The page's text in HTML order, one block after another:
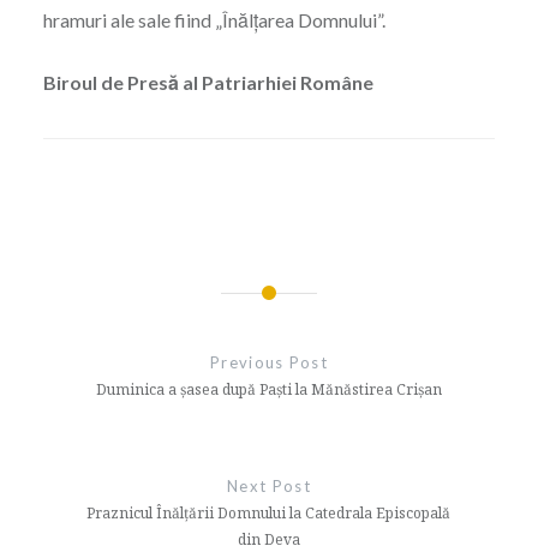
hramuri ale sale fiind „Înălțarea Domnului”.
Biroul de Presă al Patriarhiei Române
articole
Previous Post
Duminica a șasea după Paști la Mănăstirea Crișan
Next Post
Praznicul Înălțării Domnului la Catedrala Episcopală
din Deva